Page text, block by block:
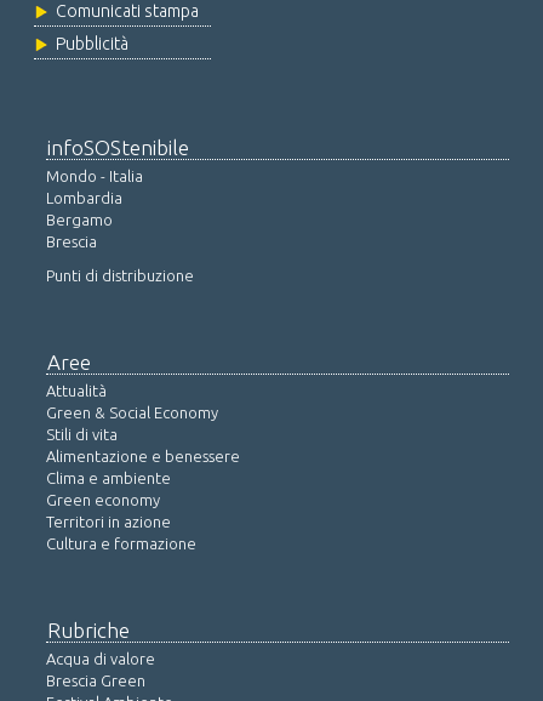
Comunicati stampa
Pubblicità
infoSOStenibile
Mondo - Italia
Lombardia
Bergamo
Brescia
Punti di distribuzione
Aree
Attualità
Green & Social Economy
Stili di vita
Alimentazione e benessere
Clima e ambiente
Green economy
Territori in azione
Cultura e formazione
Rubriche
Acqua di valore
Brescia Green